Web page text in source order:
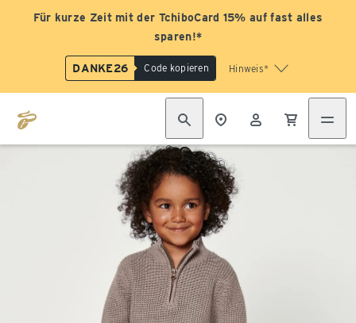
Für kurze Zeit mit der TchiboCard 15% auf fast alles
sparen!*
DANKE26 Code kopieren Hinweis*